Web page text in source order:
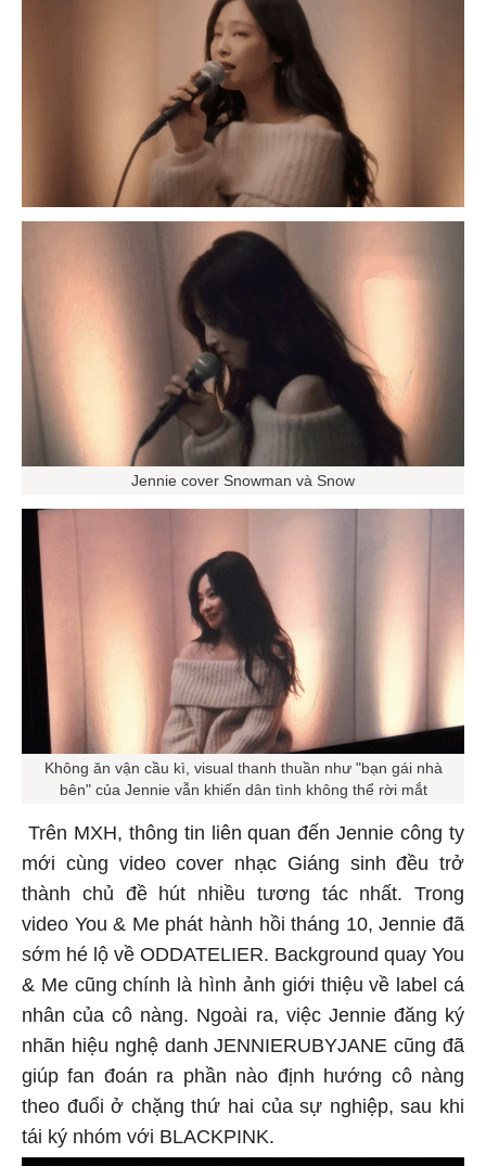
Jennie cover Snowman và Snow
Không ăn vận cầu kì, visual thanh thuần như "bạn gái nhà
bên" của Jennie vẫn khiến dân tình không thể rời mắt
Trên MXH, thông tin liên quan đến Jennie công ty
mới cùng video cover nhạc Giáng sinh đều trở
thành chủ đề hút nhiều tương tác nhất. Trong
video You & Me phát hành hồi tháng 10, Jennie đã
sớm hé lộ về ODDATELIER. Background quay You
& Me cũng chính là hình ảnh giới thiệu về label cá
nhân của cô nàng. Ngoài ra, việc Jennie đăng ký
nhãn hiệu nghệ danh JENNIERUBYJANE cũng đã
giúp fan đoán ra phần nào định hướng cô nàng
theo đuổi ở chặng thứ hai của sự nghiệp, sau khi
tái ký nhóm với BLACKPINK.